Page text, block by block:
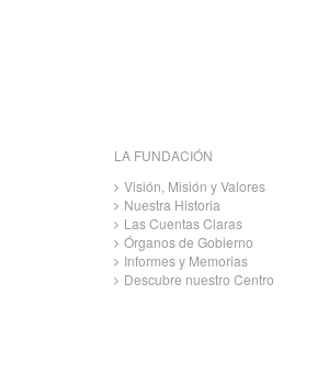
LA FUNDACIÓN
Visión, Misión y Valores
Nuestra Historia
Las Cuentas Claras
Órganos de Gobierno
Informes y Memorias
Descubre nuestro Centro